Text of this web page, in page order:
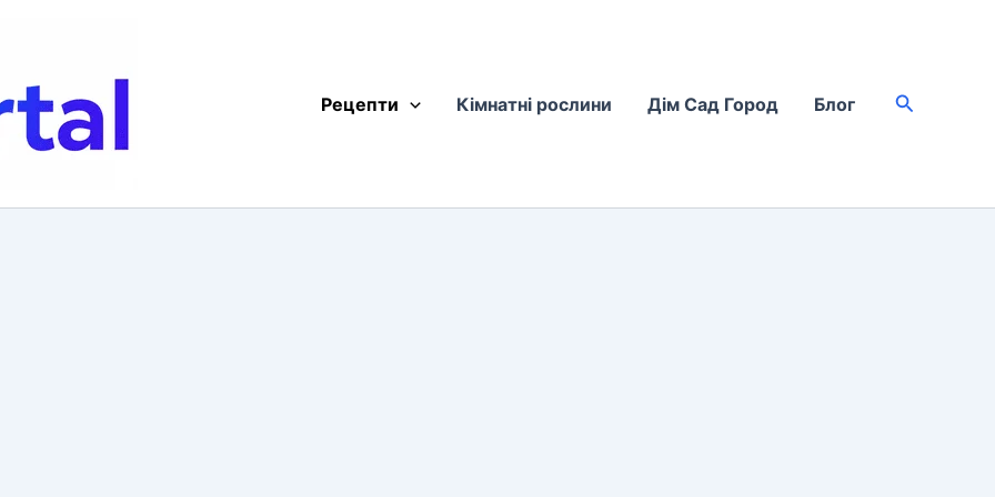
Рецепти
Кімнатні рослини Дім Сад Город Блог Пошук